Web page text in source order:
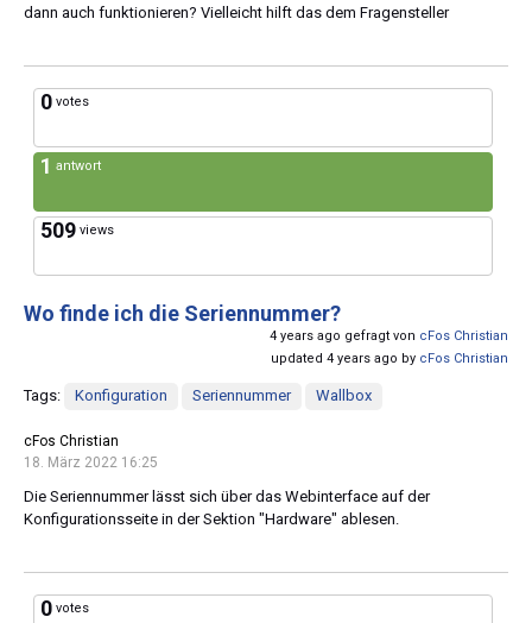
dann auch funktionieren? Vielleicht hilft das dem Fragensteller
0 votes
1 antwort
509 views
Wo finde ich die Seriennummer?
4 years ago gefragt von cFos Christian
updated 4 years ago by cFos Christian
Tags: Konfiguration Seriennummer Wallbox
cFos Christian
18. März 2022 16:25
Die Seriennummer lässt sich über das Webinterface auf der
Konfigurationsseite in der Sektion "Hardware" ablesen.
0 votes